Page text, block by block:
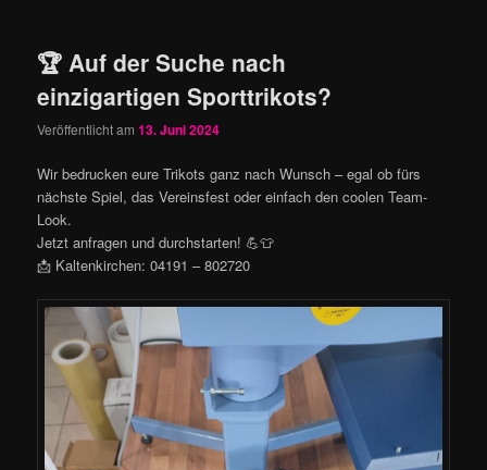
🏆 Auf der Suche nach
einzigartigen Sporttrikots?
Veröffentlicht am13. Juni 2024
Wir bedrucken eure Trikots ganz nach Wunsch – egal ob fürs
nächste Spiel, das Vereinsfest oder einfach den coolen Team-
Look.
Jetzt anfragen und durchstarten! 💪👕
📩 Kaltenkirchen: 04191 – 802720